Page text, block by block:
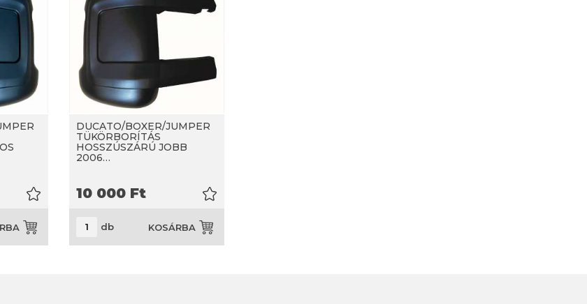
DUCATO/BOXER/JUMPER
TÜKÖRBORÍTÁS
HOSSZÚSZÁRÚ JOBB
2006…
10 000 Ft
db KOSÁRBA